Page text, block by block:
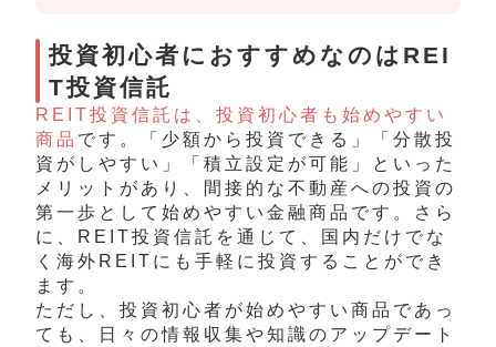
投資初心者におすすめなのはREI
T投資信託
REIT投資信託は、投資初心者も始めやすい
商品 です。「少額から投資できる」「分散投
資がしやすい」「積立設定が可能」といった
メリットがあり、間接的な不動産への投資の
第一歩として始めやすい金融商品です。さら
に、REIT投資信託を通じて、国内だけでな
く海外REITにも手軽に投資することができ
ます。
ただし、投資初心者が始めやすい商品であっ
ても、日々の情報収集や知識のアップデート